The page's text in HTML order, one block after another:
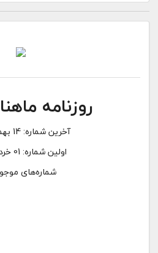
روزنامه
آخرین شماره:14 بهمن 1402
اولین شماره: 01 خرداد 1401
شماره‌های